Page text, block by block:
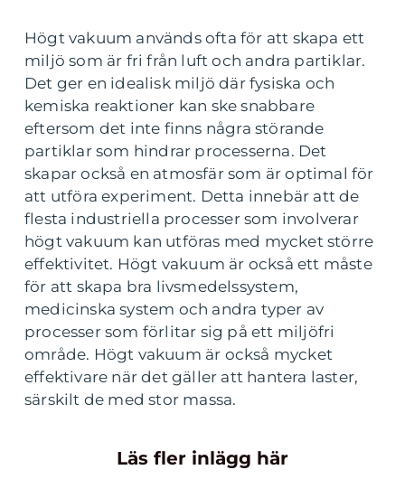
Högt vakuum används ofta för att skapa ett
miljö som är fri från luft och andra partiklar.
Det ger en idealisk miljö där fysiska och
kemiska reaktioner kan ske snabbare
eftersom det inte finns några störande
partiklar som hindrar processerna. Det
skapar också en atmosfär som är optimal för
att utföra experiment. Detta innebär att de
flesta industriella processer som involverar
högt vakuum kan utföras med mycket större
effektivitet. Högt vakuum är också ett måste
för att skapa bra livsmedelssystem,
medicinska system och andra typer av
processer som förlitar sig på ett miljöfri
område. Högt vakuum är också mycket
effektivare när det gäller att hantera laster,
särskilt de med stor massa.
Läs fler inlägg här